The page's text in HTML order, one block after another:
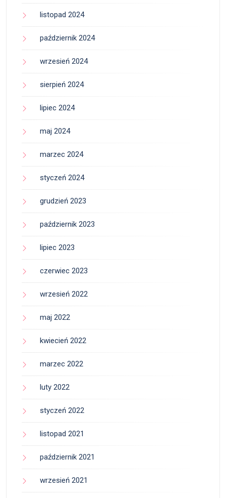
listopad 2024
październik 2024
wrzesień 2024
sierpień 2024
lipiec 2024
maj 2024
marzec 2024
styczeń 2024
grudzień 2023
październik 2023
lipiec 2023
czerwiec 2023
wrzesień 2022
maj 2022
kwiecień 2022
marzec 2022
luty 2022
styczeń 2022
listopad 2021
październik 2021
wrzesień 2021